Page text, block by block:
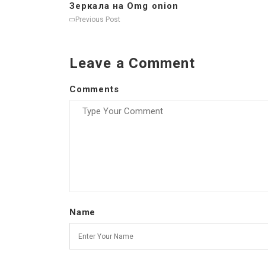
Зеркала на Omg onion
Previous Post
Leave a Comment
Comments
Name